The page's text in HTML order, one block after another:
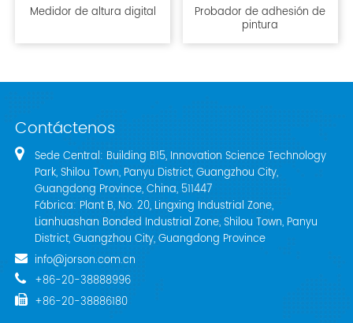
Medidor de altura digital
Probador de adhesión de
pintura
Contáctenos
Sede Central: Building B15, Innovation Science Technology
Park, Shilou Town, Panyu District, Guangzhou City,
Guangdong Province, China, 511447
Fábrica: Plant B, No. 20, Lingxing Industrial Zone,
Lianhuashan Bonded Industrial Zone, Shilou Town, Panyu
District, Guangzhou City, Guangdong Province
info@jorson.com.cn
+86-20-38888996
+86-20-38886180